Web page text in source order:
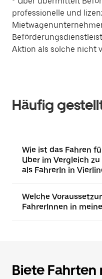
professionelle und
Aktion als solche nicht
Häufig
Wie ist das Fahren
Uber im Vergleich
als FahrerIn in
Welche
FahrerInnen in
Biete Fahrten